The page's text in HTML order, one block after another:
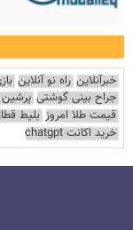
خبرآنلاین راه نو آنلاین
جراح بینی گوشتی
قیمت طلا امروز بلیط
خرید اکانت chatgpt